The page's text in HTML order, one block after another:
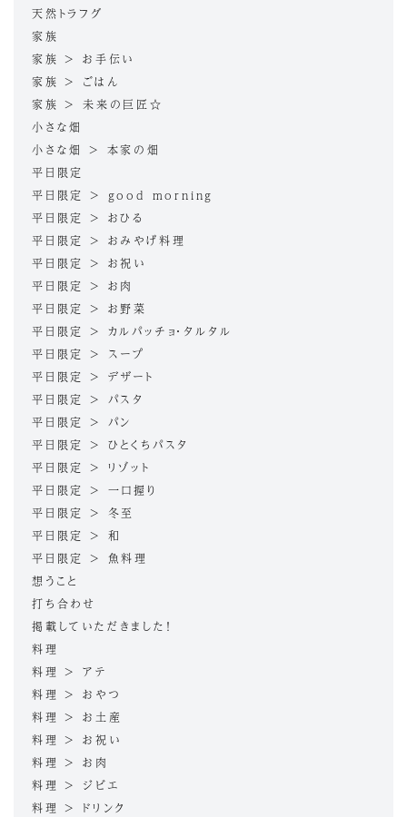
天然トラフグ
家族
家族 > お手伝い
家族 > ごはん
家族 > 未来の巨匠☆
小さな畑
小さな畑 > 本家の畑
平日限定
平日限定 > good morning
平日限定 > おひる
平日限定 > おみやげ料理
平日限定 > お祝い
平日限定 > お肉
平日限定 > お野菜
平日限定 > カルパッチョ・タルタル
平日限定 > スープ
平日限定 > デザート
平日限定 > パスタ
平日限定 > パン
平日限定 > ひとくちパスタ
平日限定 > リゾット
平日限定 > 一口握り
平日限定 > 冬至
平日限定 > 和
平日限定 > 魚料理
想うこと
打ち合わせ
掲載していただきました！
料理
料理 > アテ
料理 > おやつ
料理 > お土産
料理 > お祝い
料理 > お肉
料理 > ジビエ
料理 > ドリンク